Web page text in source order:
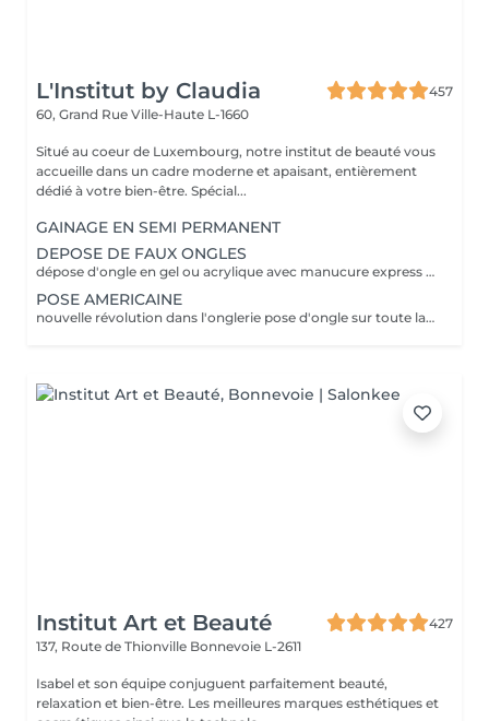
L'Institut by Claudia
457
60, Grand Rue Ville-Haute L-1660
Situé au coeur de Luxembourg, notre institut de beauté vous
accueille dans un cadre moderne et apaisant, entièrement
dédié à votre bien-être. Spécial...
GAINAGE EN SEMI PERMANENT
DEPOSE DE FAUX ONGLES
dépose d'ongle en gel ou acrylique avec manucure express application d'un fortifiant pour l'ongle
POSE AMERICAINE
nouvelle révolution dans l'onglerie pose d'ongle sur toute la surface de l'ongle sans abimer les vôtres
Institut Art et Beauté
427
137, Route de Thionville Bonnevoie L-2611
Isabel et son équipe conjuguent parfaitement beauté,
relaxation et bien-être. Les meilleures marques esthétiques et